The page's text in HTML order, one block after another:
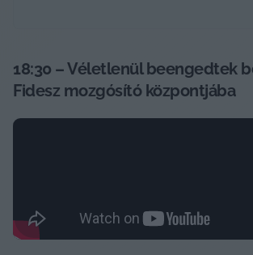
18:30 – Véletlenül beengedtek
Fidesz mozgósító központjába